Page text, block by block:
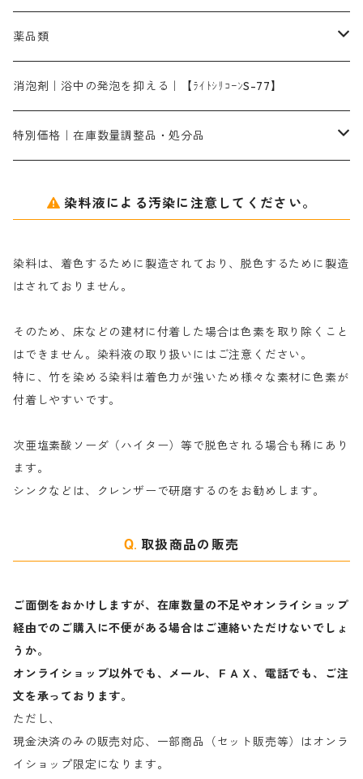
ターキスブルーHNG｜緑みの空色
片羽刷毛
ライトフィックスAコンク｜綿・麻もしくは直接染料で染めた素材
シルクフィックス３A｜絹の染料定着向上剤
アルカリ剤｜反応染料用
ソーダ灰
染料溶解剤
セレナゾールPDN｜各種染料の染料溶解剤
たんぱく質系
化学糊（PVA）
防腐剤｜アルカリ性
全体脱色｜ハイドロサルファイトコンク
部分脱色｜デグロリンSコンク
脱色助剤｜浸透・複色抑制剤
メイプロガムNP｜にじみ防止剤
アミラヂンD｜浸透・複色抑制剤
染料溶解剤｜染料の均一な浸透・吸着を補助する
捺染糊
メイプロガムNP（綿・麻・絹用｜直接・酸性・含金染料用）
白場汚染防止剤｜ソーピング剤｜水洗する際の再汚染防止剤
薬品類
ア行
カ行
ナ行
ハ行
マ行
消泡剤｜浴中の発泡を抑える｜【ﾗｲﾄｼﾘｺｰﾝS-77】
特別価格｜在庫数量調整品・処分品
粉末顔料
綿・麻を染める染料
絹・羊毛を染める染料
染料液による汚染に注意してください。
染料は、着色するために製造されており、脱色するために製造
はされておりません。
そのため、床などの建材に付着した場合は色素を取り除くこと
はできません。染料液の取り扱いにはご注意ください。
特に、竹を染める染料は着色力が強いため様々な素材に色素が
付着しやすいです。
次亜塩素酸ソーダ（ハイター）等で脱色される場合も稀にあり
ます。
シンクなどは、クレンザーで研磨するのをお勧めします。
取扱商品の販売
ご面倒をおかけしますが、在庫数量の不足やオンライショップ
経由でのご購入に不便がある場合はご連絡いただけないでしょ
うか。
オンライショップ以外でも、メール、ＦＡＸ、電話でも、ご注
文を承っております。
ただし、
現金決済のみの販売対応、一部商品（セット販売等）はオンラ
イショップ限定になります。